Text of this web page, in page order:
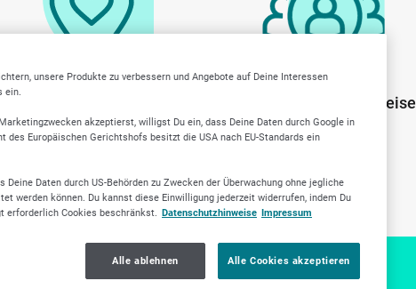
Transparente Arbeitsweise
unsere Produkte zu verbessern und Angebote auf Deine Interessen
ein.
akzeptierst, willigst Du ein, dass Deine Daten durch Google in
des Europäischen Gerichtshofs besitzt die USA nach EU-Standards ein
Deine Daten durch US-Behörden zu Zwecken der Überwachung ohne jegliche
werden können. Du kannst diese Einwilligung jederzeit widerrufen, indem Du
erforderlich Cookies beschränkst. Datenschutzhinweise Impressum
Alle ablehnen Alle Cookies akzeptieren